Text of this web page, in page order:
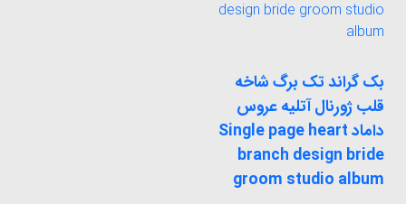
بک گراند تک برگ شاخه
قلب ژورنال آتلیه عروس
داماد Single page heart
branch design bride
groom studio album